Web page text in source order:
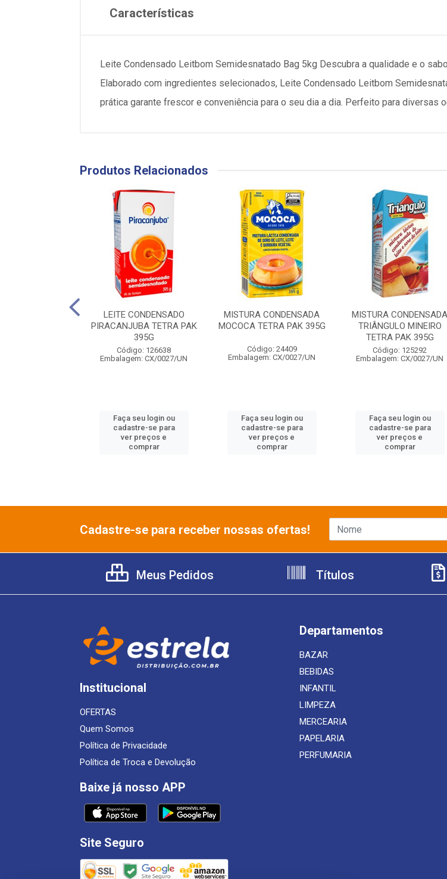
Características
Leite Condensado Leitbom Semidesnatado Bag 5kg Descubra a qualidade e o
Elaborado com ingredientes selecionados, Leite Condensado Leitbom
prática garante frescor e conveniência para o seu dia a dia. Perfeito para diversas
Produtos Relacionados
LEITE CONDENSADO
PIRACANJUBA TETRA PAK
395G
Código: 126638
Embalagem: CX/0027/UN
Faça seu login ou
cadastre-se para
ver preços e
comprar
MISTURA CONDENSADA
MOCOCA TETRA PAK 395G
Código: 24409
Embalagem: CX/0027/UN
Faça seu login ou
cadastre-se para
ver preços e
comprar
MISTURA CONDENSADA
TRIÂNGULO MINEIRO
TETRA PAK 395G
Código: 125292
Embalagem: CX/0027/UN
Faça seu login ou
cadastre-se para
ver preços e
comprar
Cadastre-se para receber nossas ofertas!
Meus Pedidos Títulos
Institucional
OFERTAS
Quem Somos
Política de Privacidade
Política de Troca e Devolução
Baixe já nosso APP
Site Seguro
Departamentos
BAZAR
BEBIDAS
INFANTIL
LIMPEZA
MERCEARIA
PAPELARIA
PERFUMARIA